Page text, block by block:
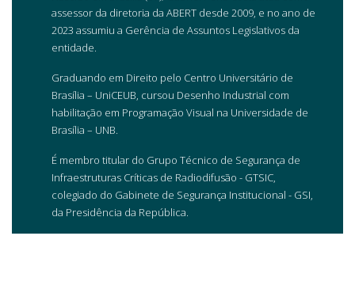
assessor da diretoria da ABERT desde 2009, e no ano de
2023 assumiu a Gerência de Assuntos Legislativos da
entidade.
Graduando em Direito pelo Centro Universitário de
Brasília – UniCEUB, cursou Desenho Industrial com
habilitação em Programação Visual na Universidade de
Brasília – UNB.
É membro titular do Grupo Técnico de Segurança de
Infraestruturas Críticas de Radiodifusão - GTSIC,
colegiado do Gabinete de Segurança Institucional - GSI,
da Presidência da República.